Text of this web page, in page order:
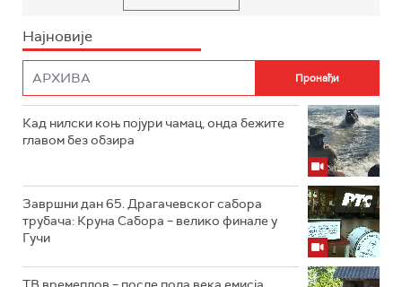
Најновије
Кад нилски коњ појури чамац, онда бежите
главом без обзира
Завршни дан 65. Драгачевског сабора
трубача: Круна Сабора – велико финале у
Гучи